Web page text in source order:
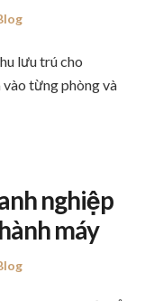
lưu trú cho
vào từng phòng và
nghiệp
máy